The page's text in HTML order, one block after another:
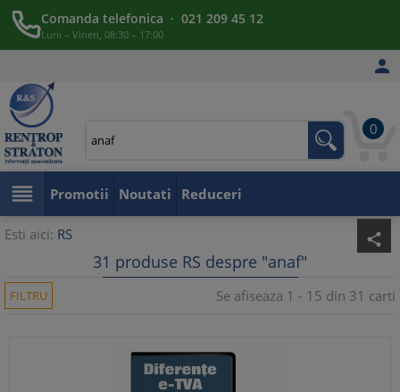
Comanda telefonica · 021 209 45 12
Luni – Vineri, 08:30 – 17:00

0
 Promotii Noutati Reduceri
Esti aici: RS share
31 produse RS despre "anaf"
FILTRU Se afiseaza 1 - 15 din 31 carti